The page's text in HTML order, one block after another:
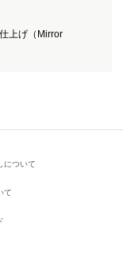
上げ（Mirror
について
て